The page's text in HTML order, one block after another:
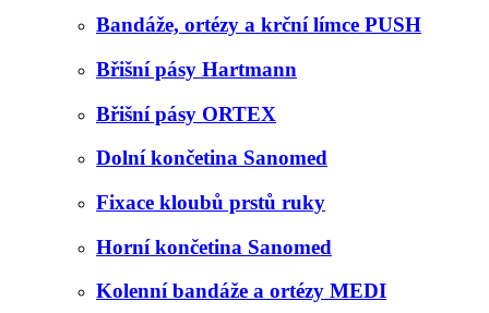
Bandáže, ortézy a krční límce PUSH
Břišní pásy Hartmann
Břišní pásy ORTEX
Dolní končetina Sanomed
Fixace kloubů prstů ruky
Horní končetina Sanomed
Kolenní bandáže a ortézy MEDI